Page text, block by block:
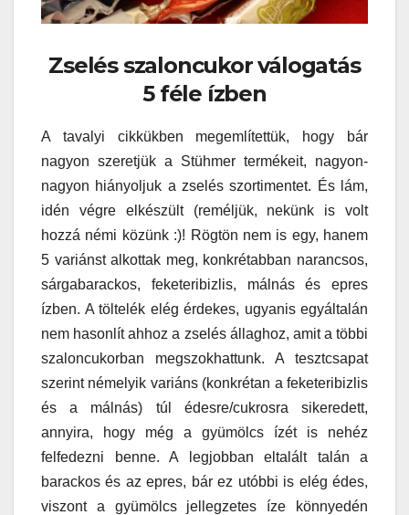
Zselés szaloncukor válogatás
5 féle ízben
A tavalyi cikkükben megemlítettük, hogy bár
nagyon szeretjük a Stühmer termékeit, nagyon-
nagyon hiányoljuk a zselés szortimentet. És lám,
idén végre elkészült (reméljük, nekünk is volt
hozzá némi közünk :)! Rögtön nem is egy, hanem
5 variánst alkottak meg, konkrétabban narancsos,
sárgabarackos, feketeribizlis, málnás és epres
ízben. A töltelék elég érdekes, ugyanis egyáltalán
nem hasonlít ahhoz a zselés állaghoz, amit a többi
szaloncukorban megszokhattunk. A tesztcsapat
szerint némelyik variáns (konkrétan a feketeribizlis
és a málnás) túl édesre/cukrosra sikeredett,
annyira, hogy még a gyümölcs ízét is nehéz
felfedezni benne. A legjobban eltalált talán a
barackos és az epres, bár ez utóbbi is elég édes,
viszont a gyümölcs jellegzetes íze könnyedén